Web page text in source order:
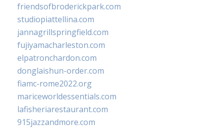
friendsofbroderickpark.com
studiopiattellina.com
jannagrillspringfield.com
fujiyamacharleston.com
elpatronchardon.com
donglaishun-order.com
fiamc-rome2022.org
mariceworldessentials.com
lafisheriarestaurant.com
915jazzandmore.com